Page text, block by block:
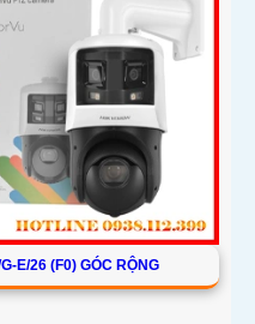
E/26 (F0) GÓC RỘNG